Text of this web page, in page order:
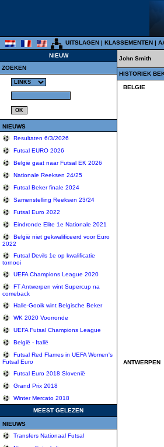
UITSLAGEN | KLASSEMENTEN |
NIEUW
ZOEKEN
NIEUWS
Resultaten 6/3/2026
Futsal EURO 2026
België gaat naar Futsal EK 2026
Nationale Reeksen 24/25
Futsal Beker finale 2024
Samenstelling Reeksen 23/24
Futsal Euro 2022
Eindronde Elite 1e Nationale 2021
België niet gekwalificeerd voor Euro
2022
Futsal Devils 1e op kwalificatie
tornooi
UEFA Champions League 2020
FT Antwerpen wint Supercup na
comeback
Halle-Gooik wint Belgische Beker
WK 2020 Voorronde
UEFA Futsal Champions League
België - Italië
Futsal Red Flames in UEFA Women's
Futsal Euro
Futsal Euro 2018 Slovenië
Grand Prix 2018
Winter Mercato 2018
MEEST GELEZEN
NIEUWS
Transfers Nationaal Futsal
John Smith
HISTORIEK
BELGIE
ANTWERPEN